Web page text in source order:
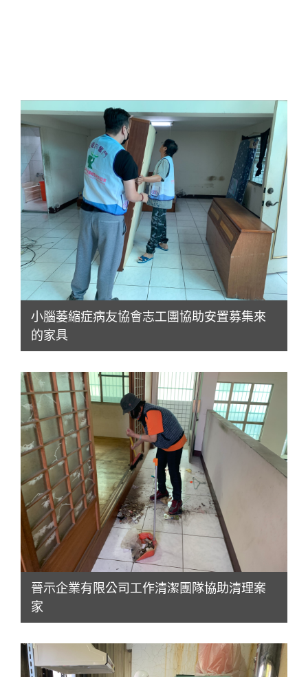
小腦萎縮症病友協會志工團協助安置募集來
的家具
晉示企業有限公司工作清潔團隊協助清理案
家